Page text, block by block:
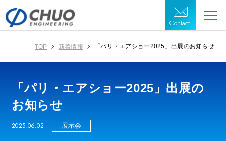
Contact.
TOP 新着情報 「パリ・エアショー2025」出展のお知らせ
「パリ・エアショー2025」出展の
お知らせ
2025.06.02 展示会